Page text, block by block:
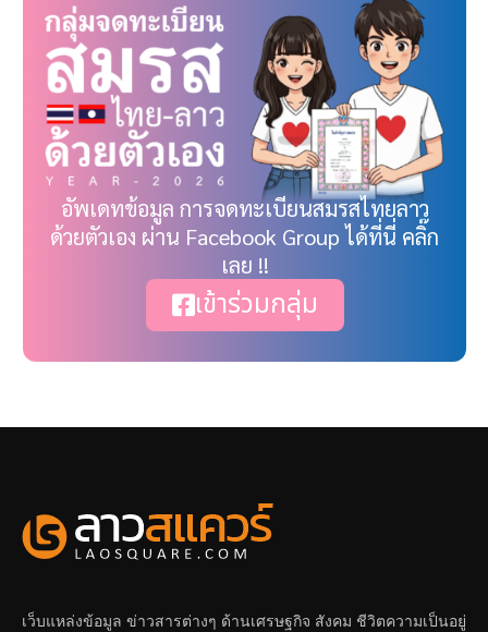
อัพเดทข้อมูล การจดทะเบียนสมรสไทยลาว
ด้วยตัวเอง ผ่าน Facebook Group ได้ที่นี่ คลิ๊ก
เลย !!
เข้าร่วมกลุ่ม
เว็บแหล่งข้อมูล ข่าวสารต่างๆ ด้านเศรษฐกิจ สังคม ชีวิตความเป็นอยู่